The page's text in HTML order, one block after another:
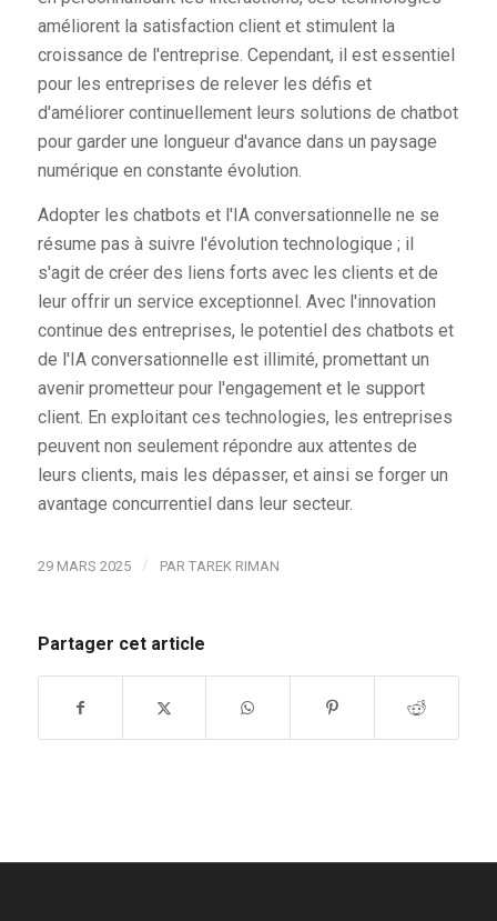
améliorent la satisfaction client et stimulent la
croissance de l'entreprise. Cependant, il est essentiel
pour les entreprises de relever les défis et
d'améliorer continuellement leurs solutions de chatbot
pour garder une longueur d'avance dans un paysage
numérique en constante évolution.
Adopter les chatbots et l'IA conversationnelle ne se
résume pas à suivre l'évolution technologique ; il
s'agit de créer des liens forts avec les clients et de
leur offrir un service exceptionnel. Avec l'innovation
continue des entreprises, le potentiel des chatbots et
de l'IA conversationnelle est illimité, promettant un
avenir prometteur pour l'engagement et le support
client. En exploitant ces technologies, les entreprises
peuvent non seulement répondre aux attentes de
leurs clients, mais les dépasser, et ainsi se forger un
avantage concurrentiel dans leur secteur.
29 MARS 2025 / PAR TAREK RIMAN
Partager cet article